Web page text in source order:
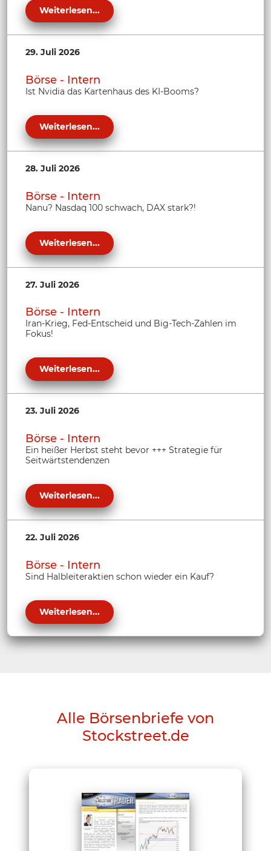
Weiterlesen...
29. Juli 2026
Börse - Intern
Ist Nvidia das Kartenhaus des KI-Booms?
Weiterlesen...
28. Juli 2026
Börse - Intern
Nanu? Nasdaq 100 schwach, DAX stark?!
Weiterlesen...
27. Juli 2026
Börse - Intern
Iran-Krieg, Fed-Entscheid und Big-Tech-Zahlen im
Fokus!
Weiterlesen...
23. Juli 2026
Börse - Intern
Ein heißer Herbst steht bevor +++ Strategie für
Seitwärtstendenzen
Weiterlesen...
22. Juli 2026
Börse - Intern
Sind Halbleiteraktien schon wieder ein Kauf?
Weiterlesen...
Alle Börsenbriefe von
Stockstreet.de